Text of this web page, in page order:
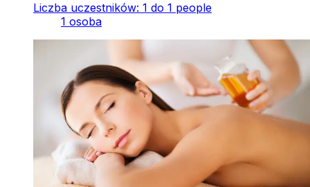
Liczba uczestników: 1 do 1 people
1 osoba